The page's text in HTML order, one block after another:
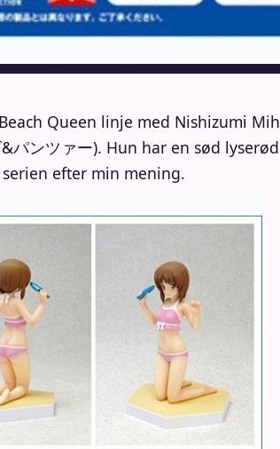
Queen linje med Nishizumi
パンツァー). Hun har en sød
efter min mening.